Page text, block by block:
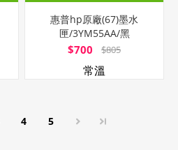
惠普hp原廠(67)墨水
匣/3YM55AA/黑
$700 $805
常溫
4 5